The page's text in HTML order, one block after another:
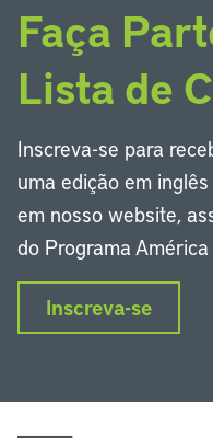
Faça
Lista de
Inscreva-se para
uma edição em
em nosso website,
do Programa
Inscreva-se